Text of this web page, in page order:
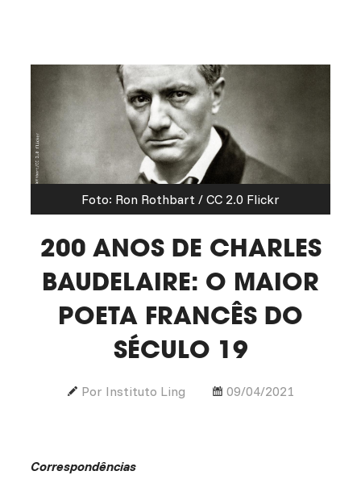
Foto: Ron Rothbart / CC 2.0 Flickr
200 ANOS DE CHARLES
BAUDELAIRE: O MAIOR
POETA FRANCÊS DO
SÉCULO 19
Por Instituto Ling 09/04/2021
Correspondências